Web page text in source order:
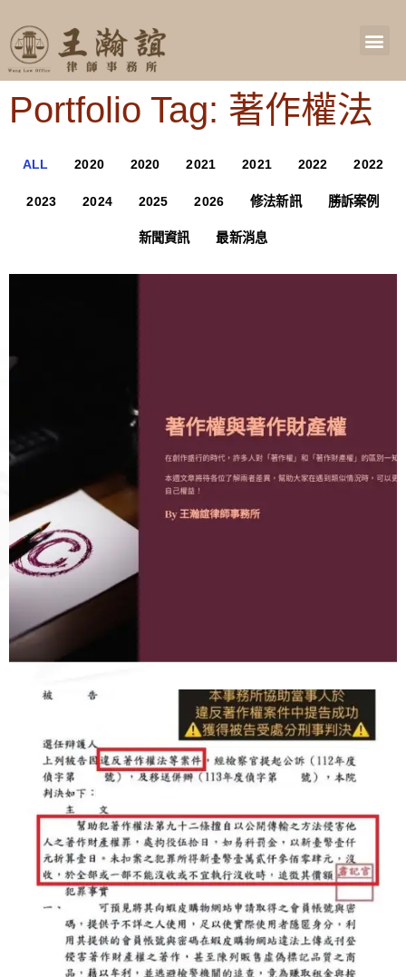
Portfolio Tag: 著作權法
ALL 2020 2020 2021 2021 2022 2022
2023 2024 2025 2026 修法新訊 勝訴案例
新聞資訊 最新消息